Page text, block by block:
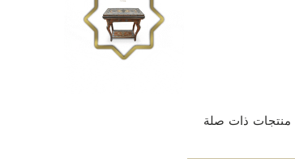
منتجات ذات صلة